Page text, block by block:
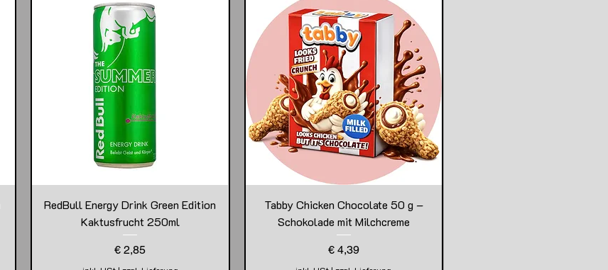
RedBull Energy Drink Green Edition
Kaktusfrucht 250ml
Preis
€ 2,85
Tabby Chicken Chocolate 50 g –
Schokolade mit Milchcreme
Preis
€ 4,39